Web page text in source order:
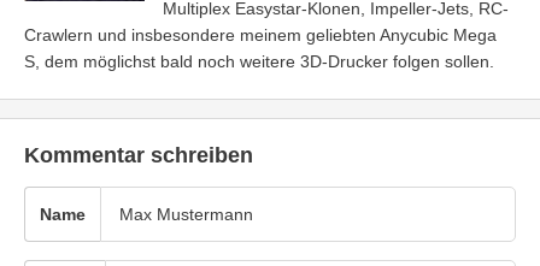
Multiplex Easystar-Klonen, Impeller-Jets, RC-
Crawlern und insbesondere meinem geliebten Anycubic Mega
S, dem möglichst bald noch weitere 3D-Drucker folgen sollen.
Kommentar schreiben
Name